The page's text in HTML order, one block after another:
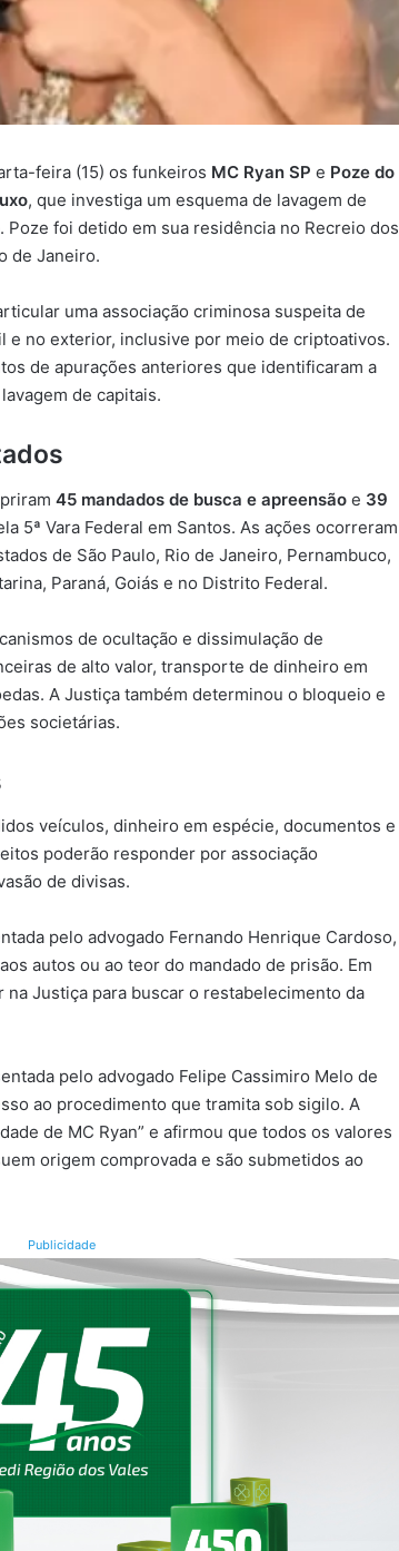
feira (15) os funkeiros MC Ryan SP e Poze do
, que investiga um esquema de lavagem de
. Poze foi detido em sua residência no Recreio dos
de Janeiro.
uma associação criminosa suspeita de
e no exterior, inclusive por meio de criptoativos.
de apurações anteriores que identificaram a
de capitais.
45 mandados de busca e apreensão e 39
5ª Vara Federal em Santos. As ações ocorreram
de São Paulo, Rio de Janeiro, Pernambuco,
Paraná, Goiás e no Distrito Federal.
de ocultação e dissimulação de
de alto valor, transporte de dinheiro em
A Justiça também determinou o bloqueio e
societárias.
veículos, dinheiro em espécie, documentos e
poderão responder por associação
de divisas.
pelo advogado Fernando Henrique Cardoso,
autos ou ao teor do mandado de prisão. Em
Justiça para buscar o restabelecimento da
pelo advogado Felipe Cassimiro Melo de
ao procedimento que tramita sob sigilo. A
de MC Ryan” e afirmou que todos os valores
origem comprovada e são submetidos ao
Publicidade